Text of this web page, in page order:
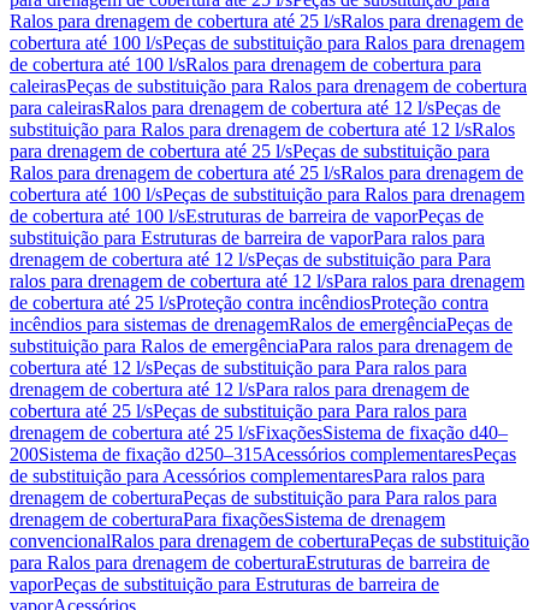
Ralos para drenagem de cobertura até 25 l/sRalos para drenagem de
cobertura até 100 l/sPeças de substituição para Ralos para drenagem
de cobertura até 100 l/sRalos para drenagem de cobertura para
caleirasPeças de substituição para Ralos para drenagem de cobertura
para caleirasRalos para drenagem de cobertura até 12 l/sPeças de
substituição para Ralos para drenagem de cobertura até 12 l/sRalos
para drenagem de cobertura até 25 l/sPeças de substituição para
Ralos para drenagem de cobertura até 25 l/sRalos para drenagem de
cobertura até 100 l/sPeças de substituição para Ralos para drenagem
de cobertura até 100 l/sEstruturas de barreira de vaporPeças de
substituição para Estruturas de barreira de vaporPara ralos para
drenagem de cobertura até 12 l/sPeças de substituição para Para
ralos para drenagem de cobertura até 12 l/sPara ralos para drenagem
de cobertura até 25 l/sProteção contra incêndiosProteção contra
incêndios para sistemas de drenagemRalos de emergênciaPeças de
substituição para Ralos de emergênciaPara ralos para drenagem de
cobertura até 12 l/sPeças de substituição para Para ralos para
drenagem de cobertura até 12 l/sPara ralos para drenagem de
cobertura até 25 l/sPeças de substituição para Para ralos para
drenagem de cobertura até 25 l/sFixaçõesSistema de fixação d40–
200Sistema de fixação d250–315Acessórios complementaresPeças
de substituição para Acessórios complementaresPara ralos para
drenagem de coberturaPeças de substituição para Para ralos para
drenagem de coberturaPara fixaçõesSistema de drenagem
convencionalRalos para drenagem de coberturaPeças de substituição
para Ralos para drenagem de coberturaEstruturas de barreira de
vaporPeças de substituição para Estruturas de barreira de
vaporAcessórios